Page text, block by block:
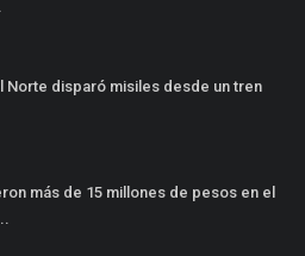
Norte disparó misiles desde un tren
más de 15 millones de pesos en el